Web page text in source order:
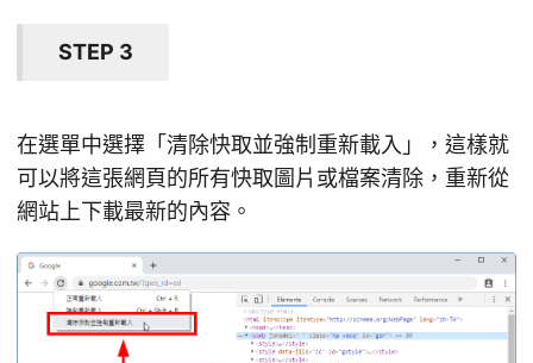
STEP 3
在選單中選擇「清除快取並強制重新載入」，這樣就
可以將這張網頁的所有快取圖片或檔案清除，重新從
網站上下載最新的內容。